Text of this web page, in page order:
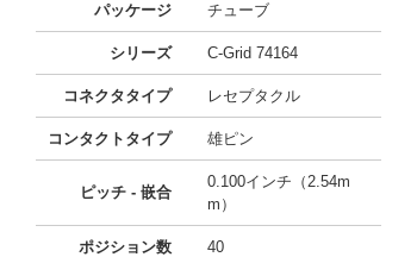
パッケージ チューブ
シリーズ C-Grid 74164
コネクタタイプ レセプタクル
コンタクトタイプ 雄ピン
ピッチ - 嵌合
0.100インチ（2.54m
m）
ポジション数 40